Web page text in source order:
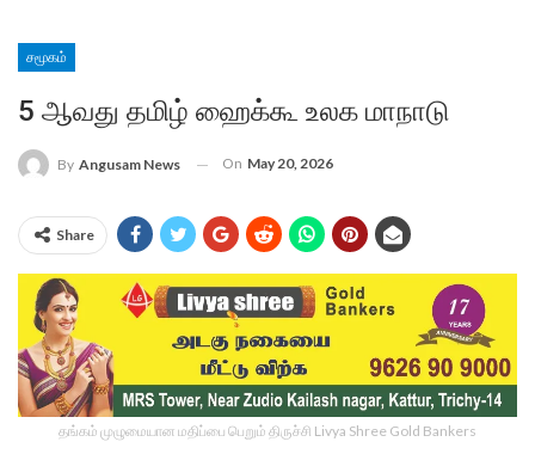
சமூகம்
5 ஆவது தமிழ் ஹைக்கூ உலக மாநாடு
By Angusam News On May 20, 2026
Share
தங்கம் முழுமையான மதிப்பை பெறும் திருச்சி Livya Shree Gold Bankers